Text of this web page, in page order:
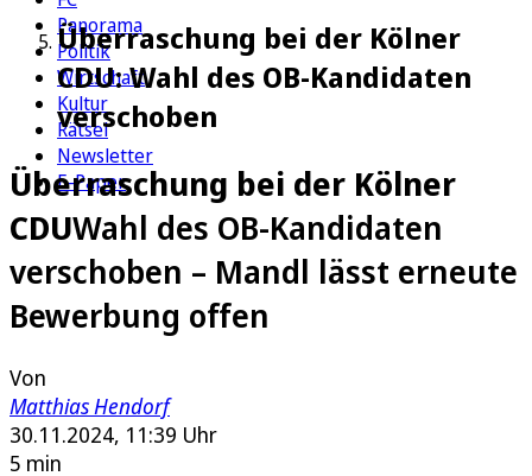
Panorama
Politik
Wirtschaft
Kultur
Rätsel
Newsletter
E-Paper
Überraschung bei der Kölner
CDU: Wahl des OB-Kandidaten
verschoben
Überraschung bei der Kölner
CDUWahl des OB-Kandidaten
verschoben – Mandl lässt erneute
Bewerbung offen
Von
Matthias Hendorf
30.11.2024, 11:39 Uhr
5 min